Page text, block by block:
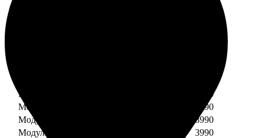
Модульный холст из трех частей 30х40
7490
Модульный холст из двух частей 40х40
5990
Модульный холст из трех частей 40х40
8990
Модульный холст из трех частей 20х45
3990